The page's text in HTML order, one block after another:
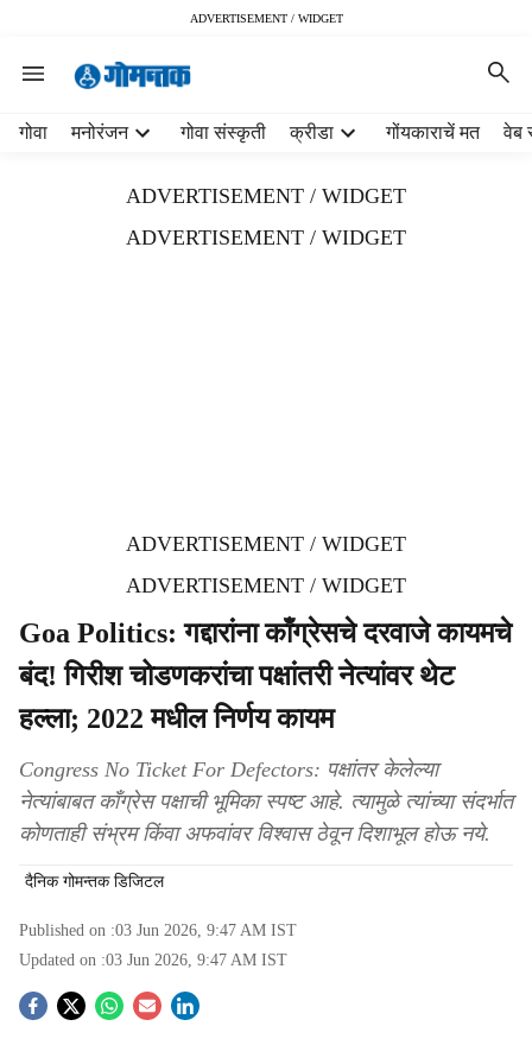
ADVERTISEMENT / WIDGET
गोवा मनोरंजन गोवा संस्कृती क्रीडा गोंयकाराचें मत वेब
ADVERTISEMENT / WIDGET
ADVERTISEMENT / WIDGET
ADVERTISEMENT / WIDGET
ADVERTISEMENT / WIDGET
Goa Politics: गद्दारांना काँग्रेसचे दरवाजे कायमचे
बंद! गिरीश चोडणकरांचा पक्षांतरी नेत्यांवर थेट
हल्ला; 2022 मधील निर्णय कायम
Congress No Ticket For Defectors: पक्षांतर केलेल्या
नेत्यांबाबत काँग्रेस पक्षाची भूमिका स्पष्ट आहे. त्यामुळे त्यांच्या संदर्भात
कोणताही संभ्रम किंवा अफवांवर विश्वास ठेवून दिशाभूल होऊ नये.
दैनिक गोमन्तक डिजिटल
Published on :03 Jun 2026, 9:47 AM IST
Updated on :03 Jun 2026, 9:47 AM IST
S